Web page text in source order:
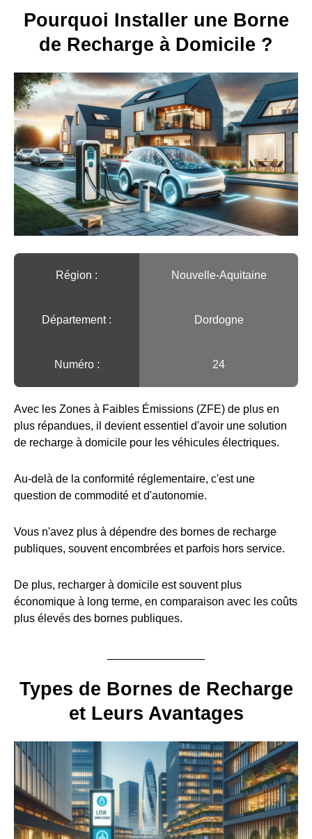
Pourquoi Installer une Borne
de Recharge à Domicile ?
Région :️ Nouvelle-Aquitaine
Département : Dordogne
Numéro : 24
Avec les Zones à Faibles Émissions (ZFE) de plus en
plus répandues, il devient essentiel d'avoir une solution
de recharge à domicile pour les véhicules électriques.
Au-delà de la conformité réglementaire, c'est une
question de commodité et d'autonomie.
Vous n'avez plus à dépendre des bornes de recharge
publiques, souvent encombrées et parfois hors service.
De plus, recharger à domicile est souvent plus
économique à long terme, en comparaison avec les coûts
plus élevés des bornes publiques.
Types de Bornes de Recharge
et Leurs Avantages